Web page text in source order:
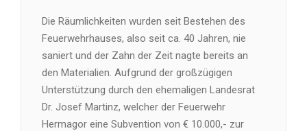
Die Räumlichkeiten wurden seit Bestehen des
Feuerwehrhauses, also seit ca. 40 Jahren, nie
saniert und der Zahn der Zeit nagte bereits an
den Materialien. Aufgrund der großzügigen
Unterstützung durch den ehemaligen Landesrat
Dr. Josef Martinz, welcher der Feuerwehr
Hermagor eine Subvention von € 10.000,- zur